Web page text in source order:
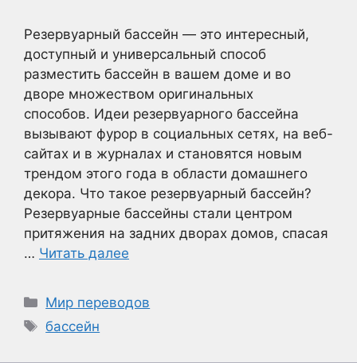
Резервуарный бассейн — это интересный,
доступный и универсальный способ
разместить бассейн в вашем доме и во
дворе множеством оригинальных
способов. Идеи резервуарного бассейна
вызывают фурор в социальных сетях, на веб-
сайтах и в журналах и становятся новым
трендом этого года в области домашнего
декора. Что такое резервуарный бассейн?
Резервуарные бассейны стали центром
притяжения на задних дворах домов, спасая
… Читать далее
Рубрики
Мир переводов
Метки
бассейн